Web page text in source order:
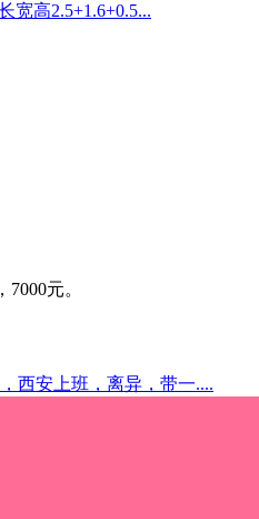
宽高2.5+1.6+0.5...
元。
西安上班，离异，带一....